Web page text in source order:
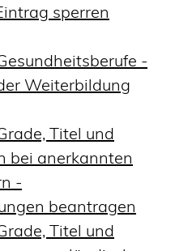
sperren
-
Weiterbildung
Titel und
bei anerkannten
-
beantragen
Titel und